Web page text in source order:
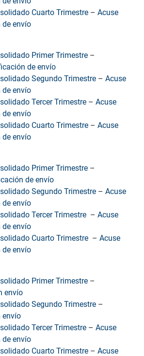
Cuarto Trimestre – Acuse
de envío
Primer Trimestre –
de envío
Segundo Trimestre – Acuse
de envío
Tercer Trimestre – Acuse
de envío
Cuarto Trimestre – Acuse
de envío
Primer Trimestre –
de envío
Segundo Trimestre – Acuse
de envío
Tercer Trimestre – Acuse
de envío
Cuarto Trimestre – Acuse
de envío
Primer Trimestre –
envío
Segundo Trimestre –
envío
Tercer Trimestre – Acuse
de envío
Cuarto Trimestre – Acuse